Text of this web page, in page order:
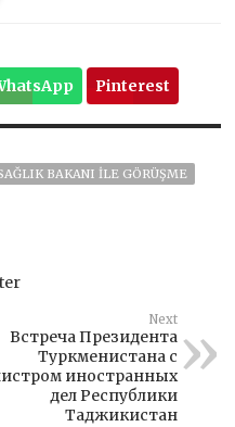
Pinterest
BAKANI ILE GÖRÜŞME
Next
Встреча Президента
Туркменистана с
иностранных
дел Республики
Таджикистан